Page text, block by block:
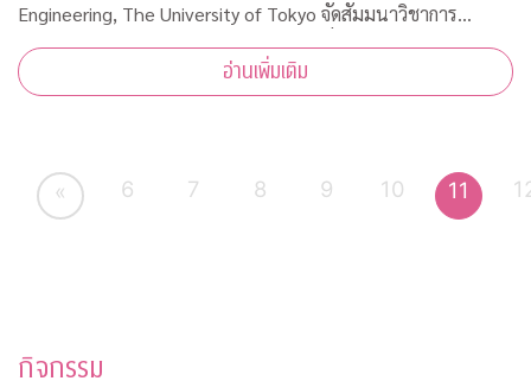
Engineering, The University of Tokyo จัดสัมมนาวิชาการ
ออนไลน์และเผยผลการสัมมนาในหัวข้อเรื่อง Ride-Hailing
Service (RHS) in South East Asia เมื่อวันพุธ
อ่านเพิ่มเติม
« 6 7 8 9 10 11
กิจกรรม